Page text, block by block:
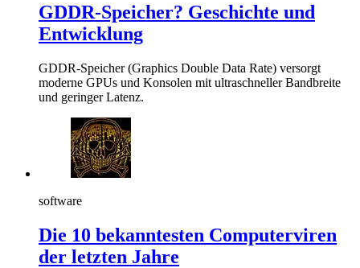
GDDR-Speicher? Geschichte und
Entwicklung
GDDR-Speicher (Graphics Double Data Rate) versorgt
moderne GPUs und Konsolen mit ultraschneller Bandbreite
und geringer Latenz.
software
Die 10 bekanntesten Computerviren
der letzten Jahre